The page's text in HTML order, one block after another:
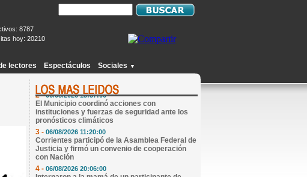
8787
hoy: 20210
lectores Espectáculos Sociales ▼
secuestrado en Concordia, le pidió $25.000 de
rescate a su madre y terminó detenido
2 -06/08/2026 13:57:00
El Municipio coordinó acciones con
instituciones y fuerzas de seguridad ante los
pronósticos climáticos
3 -06/08/2026 11:20:00
Corrientes participó de la Asamblea Federal de
Justicia y firmó un convenio de cooperación
con Nación
4 -06/08/2026 20:06:00
Internaron a la mamá de un participante de